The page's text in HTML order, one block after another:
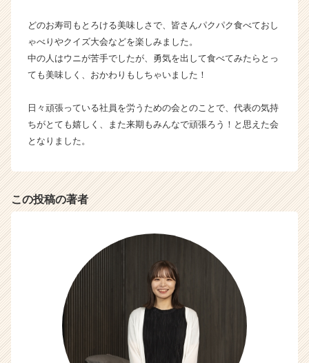
カ
ウ
ト
が
く
活
ト
リ
どのお寿司もとろける美味しさで、皆さんパクパク食べておし
ゃべりやクイズ大会などを楽しみました。
中の人はウニが苦手でしたが、勇気を出して食べてみたらとっ
ても美味しく、おかわりもしちゃいました！
日々頑張っている社員を労うための会とのことで、代表の気持
ちがとても嬉しく、また来期もみんなで頑張ろう！と思えた会
となりました。
この投稿の著者